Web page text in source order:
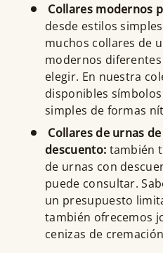
Collares modernos
desde estilos
muchos collares de
modernos
elegir. En nuestra
disponibles
simples de formas
Collares de urnas
descuento: también
de urnas con
puede consultar.
un presupuesto
también ofrecemos
cenizas de